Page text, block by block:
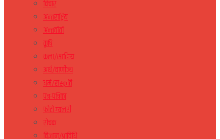
विचार
अन्तराष्ट्रिय
अन्तर्वार्ता
कृषि
कला/साहित्य
अर्थ/वाणीज्य
धर्म/संस्कृति
पत्र-पत्रिका
फोटो ग्यलरी
रोचक
विज्ञान/प्राविधि